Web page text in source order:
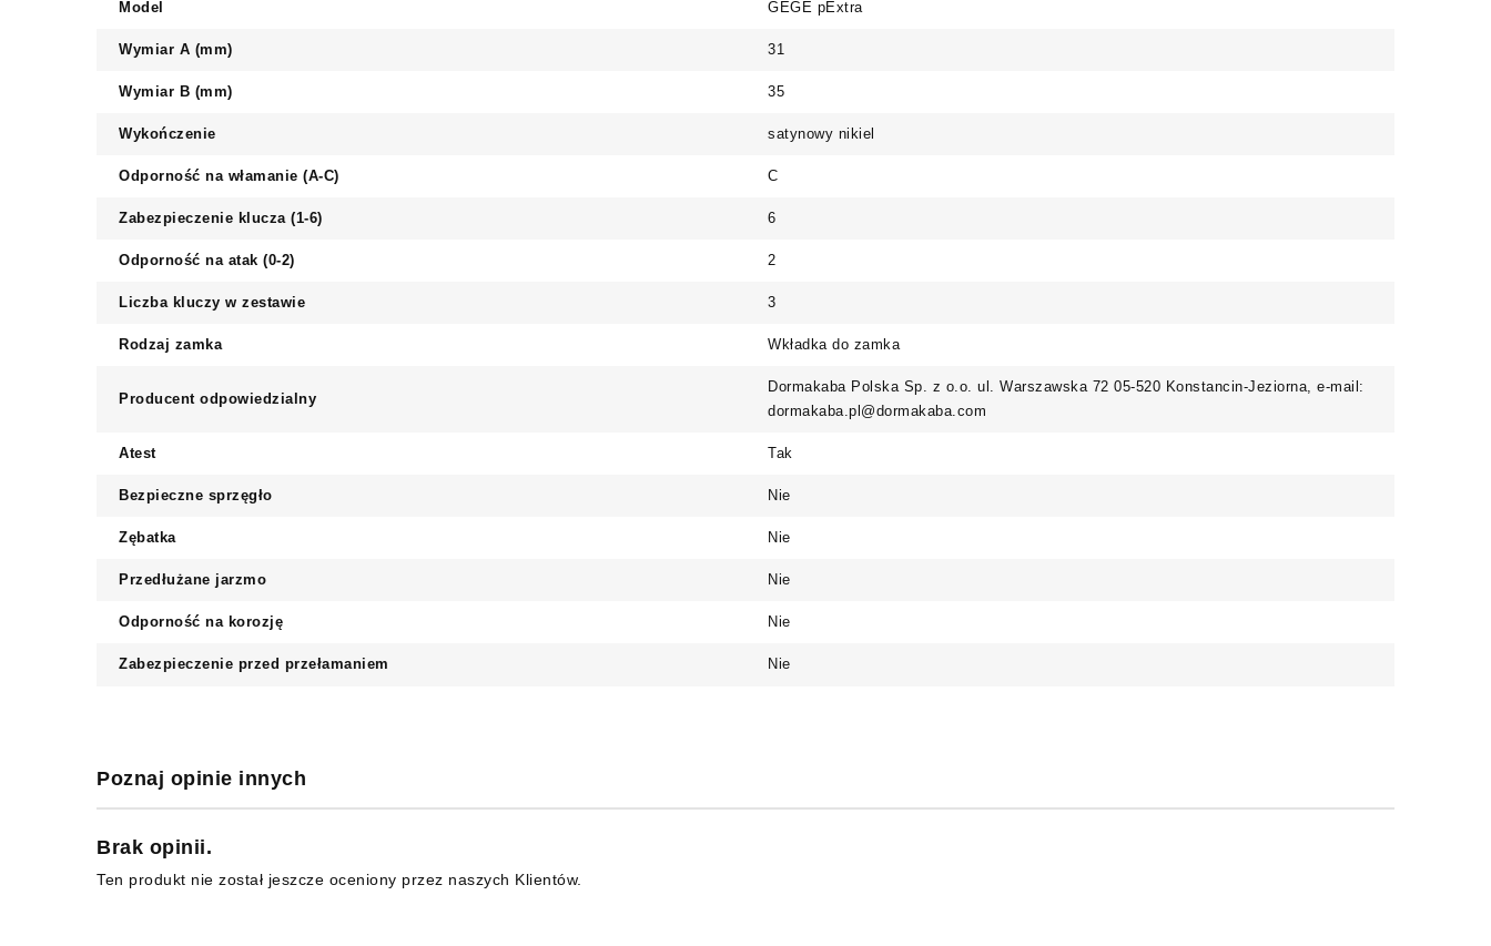
Model GEGE pExtra
Wymiar A (mm) 31
Wymiar B (mm) 35
Wykończenie satynowy nikiel
Odporność na włamanie (A-C) C
Zabezpieczenie klucza (1-6) 6
Odporność na atak (0-2) 2
Liczba kluczy w zestawie 3
Rodzaj zamka Wkładka do zamka
Producent odpowiedzialny
Dormakaba Polska Sp. z o.o. ul. Warszawska 72 05-520 Konstancin-Jeziorna, e-mail:
dormakaba.pl@dormakaba.com
Atest Tak
Bezpieczne sprzęgło Nie
Zębatka Nie
Przedłużane jarzmo Nie
Odporność na korozję Nie
Zabezpieczenie przed przełamaniem Nie
Poznaj opinie innych
Brak opinii.
Ten produkt nie został jeszcze oceniony przez naszych Klientów.